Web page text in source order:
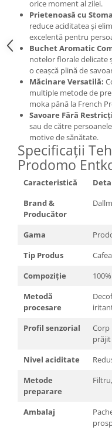
orice moment al zilei.
Prietenoasă cu
reduce aciditatea și
excelentă pentru
Buchet Aromatic
notelor florale delicate
o ceașcă plină de
Măcinare Versatilă:
multiple metode de
moka până la French
Savoare Fără
sau de către
motive de sănătate.
Specificații
Prodomo
Caracteristică
Brand &
Producător
Gama
Tip Produs
Compoziție
Metodă
procesare
Profil senzorial
Corp
prăjit
Nivel aciditate
Metode
preparare
Ambalaj